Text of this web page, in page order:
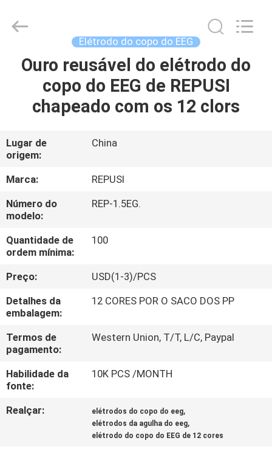
CASA
PRODUTOS
SOBRE
NÓS
EXCURSÃO
DA
FÁBRICA
CONTROLE
DA
QUALIDADE
CONTACTE-
NOS
NOTÍCIA
Electronics
Co.,Ltd..
Reserved.
Elétrodo do copo do EEG
Ouro reusável do elétrodo do
copo do EEG de REPUSI
chapeado com os 12 clors
Lugar de
origem:
China
Marca:
REPUSI
Número do
modelo:
REP-1.5EG.
Quantidade de
ordem mínima:
100
Preço:
USD(1-3)/PCS
Detalhes da
embalagem:
12 CORES POR O SACO DOS PP
Termos de
pagamento:
Western Union, T/T, L/C, Paypal
Habilidade da
fonte:
10K PCS /MONTH
Realçar: elétrodos do copo do eeg,
elétrodos da agulha do eeg,
elétrodo do copo do EEG de 12 cores